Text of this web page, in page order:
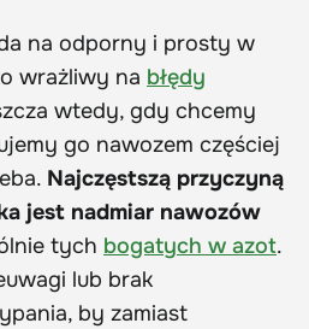
na odporny i prosty w
wrażliwy na błędy
wtedy, gdy chcemy
go nawozem częściej
Najczęstszą przyczyną
jest nadmiar nawozów
tych bogatych w azot.
lub brak
by zamiast